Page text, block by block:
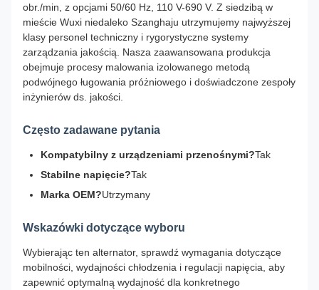
obr./min, z opcjami 50/60 Hz, 110 V-690 V. Z siedzibą w
mieście Wuxi niedaleko Szanghaju utrzymujemy najwyższej
klasy personel techniczny i rygorystyczne systemy
zarządzania jakością. Nasza zaawansowana produkcja
obejmuje procesy malowania izolowanego metodą
podwójnego ługowania próżniowego i doświadczone zespoły
inżynierów ds. jakości.
Często zadawane pytania
Kompatybilny z urządzeniami przenośnymi?Tak
Stabilne napięcie?Tak
Marka OEM?Utrzymany
Wskazówki dotyczące wyboru
Wybierając ten alternator, sprawdź wymagania dotyczące
mobilności, wydajności chłodzenia i regulacji napięcia, aby
zapewnić optymalną wydajność dla konkretnego